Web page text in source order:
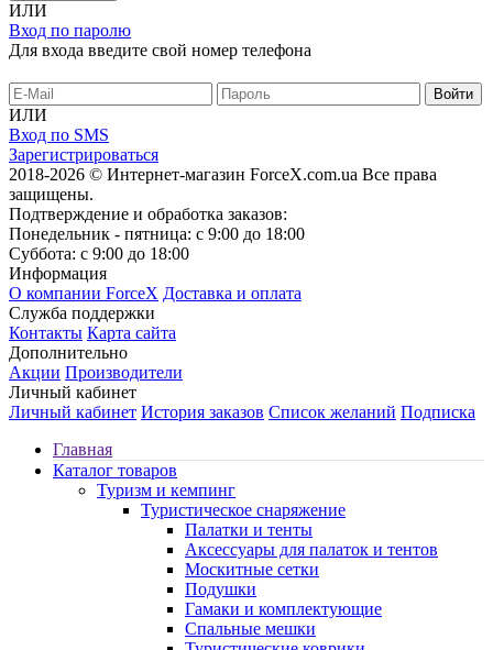
ИЛИ
Вход по паролю
Для входа введите свой номер телефона
ИЛИ
Вход по SMS
Зарегистрироваться
2018-2026 © Интернет-магазин ForceX.com.ua Все права
защищены.
Подтверждение и обработка заказов:
Понедельник - пятница: с 9:00 до 18:00
Суббота: с 9:00 до 18:00
Информация
О компании ForceX Доставка и оплата
Служба поддержки
Контакты Карта сайта
Дополнительно
Акции Производители
Личный кабинет
Личный кабинет История заказов Список желаний Подписка
Главная
Каталог товаров
Туризм и кемпинг
Туристическое снаряжение
Палатки и тенты
Аксессуары для палаток и тентов
Москитные сетки
Подушки
Гамаки и комплектующие
Спальные мешки